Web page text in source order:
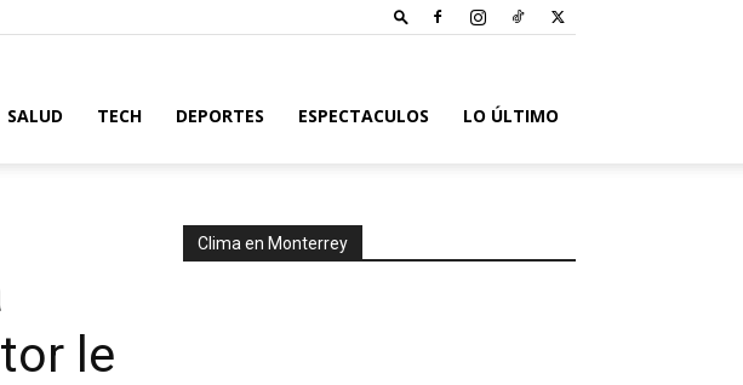
SALUD TECH DEPORTES ESPECTACULOS LO ÚLTIMO
le
Clima en Monterrey